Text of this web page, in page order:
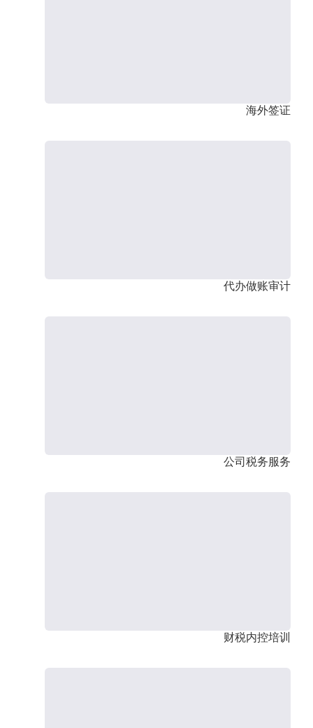
海外签证
代办做账审计
公司税务服务
财税内控培训